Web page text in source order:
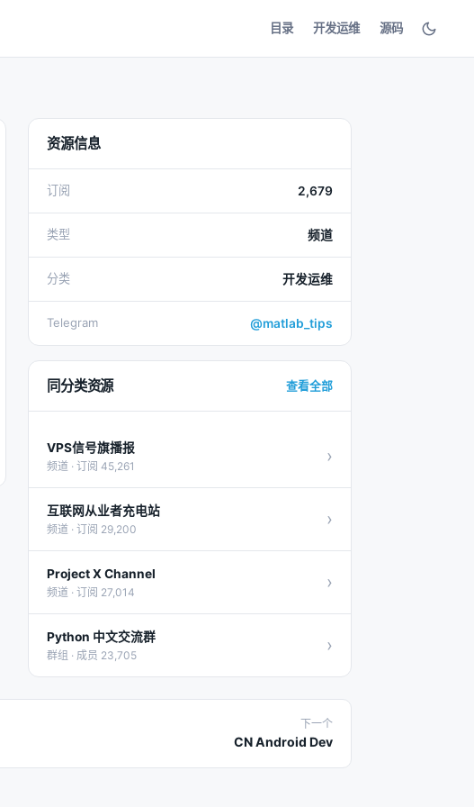
目录 开发运维 源码
资源信息
订阅 2,679
类型 频道
分类 开发运维
Telegram @matlab_tips
同分类资源 查看全部
VPS信号旗播报
频道 · 订阅 45,261 ›
互联网从业者充电站
频道 · 订阅 29,200 ›
Project X Channel
频道 · 订阅 27,014 ›
Python 中文交流群
群组 · 成员 23,705 ›
下一个
CN Android Dev